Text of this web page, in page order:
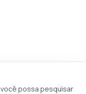
possa pesquisar